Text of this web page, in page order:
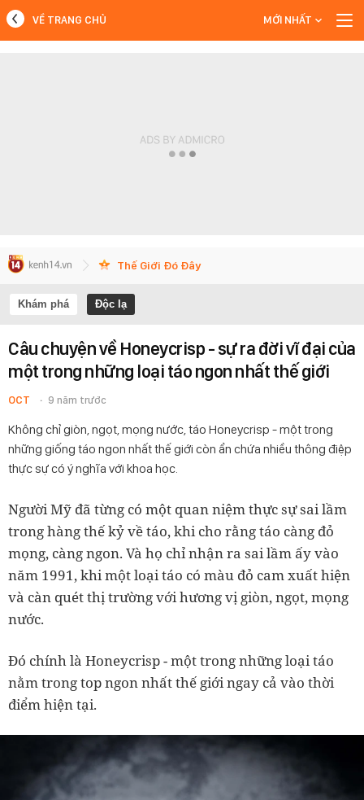
VỀ TRANG CHỦ MỚI NHẤT
Thế Giới Đó Đây
Khám phá Độc lạ
Câu chuyện về Honeycrisp - sự ra đời vĩ đại của
một trong những loại táo ngon nhất thế giới
OCT 9 năm trước
Không chỉ giòn, ngọt, mọng nước, táo Honeycrisp - một trong
những giống táo ngon nhất thế giới còn ẩn chứa nhiều thông điệp
thực sự có ý nghĩa với khoa học.
Người Mỹ đã từng có một quan niệm thực sự sai lầm
trong hàng thế kỷ về táo, khi cho rằng táo càng đỏ
mọng, càng ngon. Và họ chỉ nhận ra sai lầm ấy vào
năm 1991, khi một loại táo có màu đỏ cam xuất hiện
và càn quét thị trường với hương vị giòn, ngọt, mọng
nước.
Đó chính là Honeycrisp - một trong những loại táo
nằm trong top ngon nhất thế giới ngay cả vào thời
điểm hiện tại.